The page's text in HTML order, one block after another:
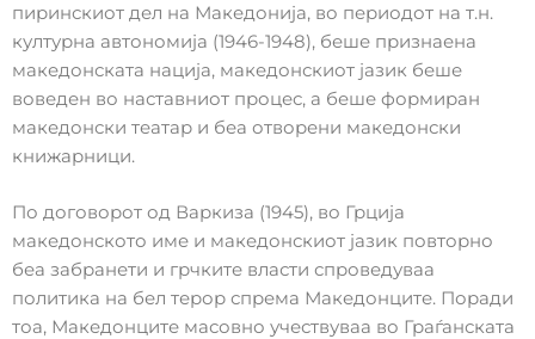
пиринскиот дел на Македонија, во периодот на т.н.
културна автономија (1946-1948), беше признаена
македонската нација, македонскиот јазик беше
воведен во наставниот процес, а беше формиран
македонски театар и беа отворени македонски
книжарници.
По договорот од Варкиза (1945), во Грција
македонското име и македонскиот јазик повторно
беа забранети и грчките власти спроведуваа
политика на бел терор спрема Македонците. Поради
тоа, Македонците масовно учествуваа во Граѓанската